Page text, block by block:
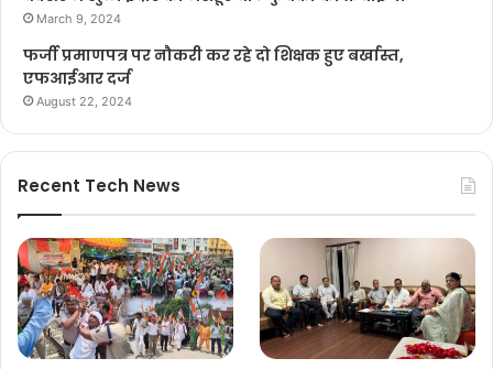
March 9, 2024
फर्जी प्रमाणपत्र पर नौकरी कर रहे दो शिक्षक हुए बर्खास्त,
एफआईआर दर्ज
August 22, 2024
Recent Tech News